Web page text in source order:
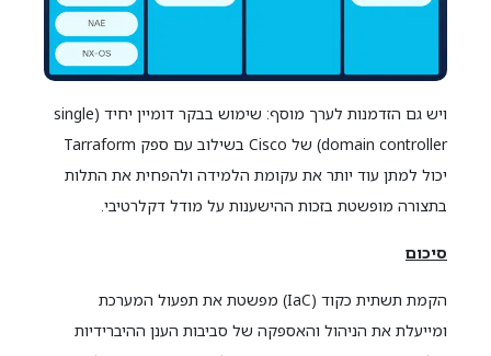
ויש גם הזדמנות לערך מוסף: שימוש בבקר דומיין יחיד (single
domain controller) של Cisco בשילוב עם ספק Tarraform
יכול למתן עוד יותר את עקומת הלמידה ולהפחית את התלות
בתצורה מופשטת בזכות ההישענות על מודל דקלרטיבי.
סיכום
הקמת תשתית כקוד (IaC) מפשטת את תפעול המערכת
ומייעלת את הניהול והאספקה של סביבות הענן ההיברידיות